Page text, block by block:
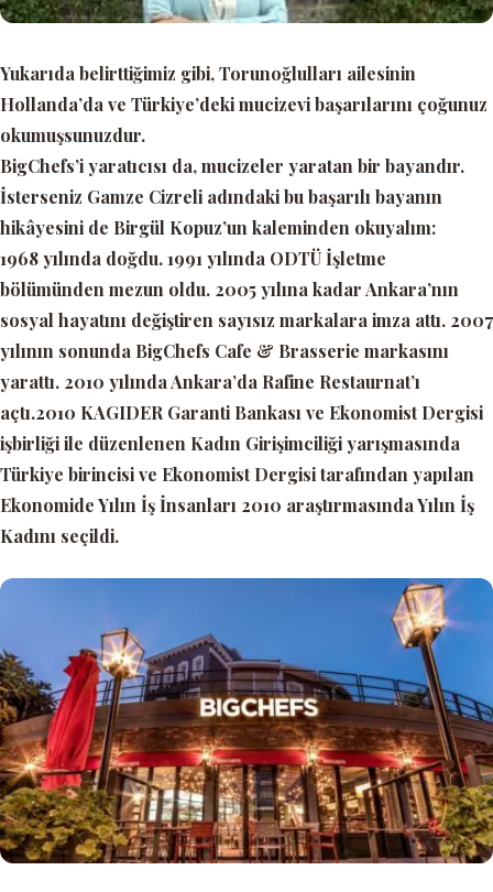
Yukarıda belirttiğimiz gibi, Torunoğlulları ailesinin
Hollanda’da ve Türkiye’deki mucizevi başarılarını çoğunuz
okumuşsunuzdur.
BigChefs’i yaratıcısı da, mucizeler yaratan bir bayandır.
İsterseniz Gamze Cizreli adındaki bu başarılı bayanın
hikâyesini de Birgül Kopuz’un kaleminden okuyalım:
1968 yılında doğdu. 1991 yılında ODTÜ İşletme
bölümünden mezun oldu. 2005 yılına kadar Ankara’nın
sosyal hayatını değiştiren sayısız markalara imza attı. 2007
yılının sonunda BigChefs Cafe & Brasserie markasını
yarattı. 2010 yılında Ankara’da Rafine Restaurnat’ı
açtı.2010 KAGIDER Garanti Bankası ve Ekonomist Dergisi
işbirliği ile düzenlenen Kadın Girişimciliği yarışmasında
Türkiye birincisi ve Ekonomist Dergisi tarafından yapılan
Ekonomide Yılın İş İnsanları 2010 araştırmasında Yılın İş
Kadını seçildi.